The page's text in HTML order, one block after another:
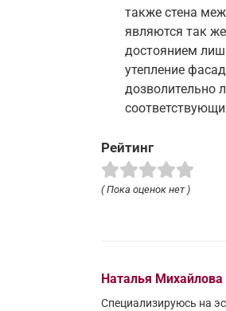
также стена
являются так
достоянием
утепление
дозволительно
Рейтинг
( Пока оценок нет )
Наталья Михайлова
Специализируюсь на